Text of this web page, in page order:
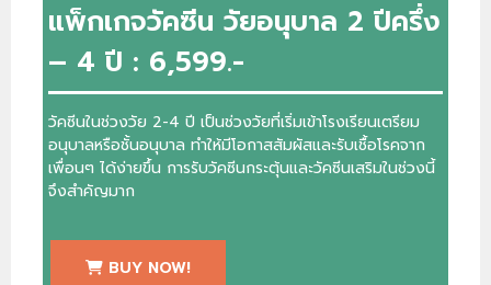
แพ็กเกจวัคซีน วัยอนุบาล 2 ปีครึ่ง
– 4 ปี : 6,599.-
วัคซีนในช่วงวัย 2-4 ปี เป็นช่วงวัยที่เริ่มเข้าโรงเรียนเตรียม
อนุบาลหรือชั้นอนุบาล ทำให้มีโอกาสสัมผัสและรับเชื้อโรคจาก
เพื่อนๆ ได้ง่ายขึ้น การรับวัคซีนกระตุ้นและวัคซีนเสริมในช่วงนี้
จึงสำคัญมาก
BUY NOW!